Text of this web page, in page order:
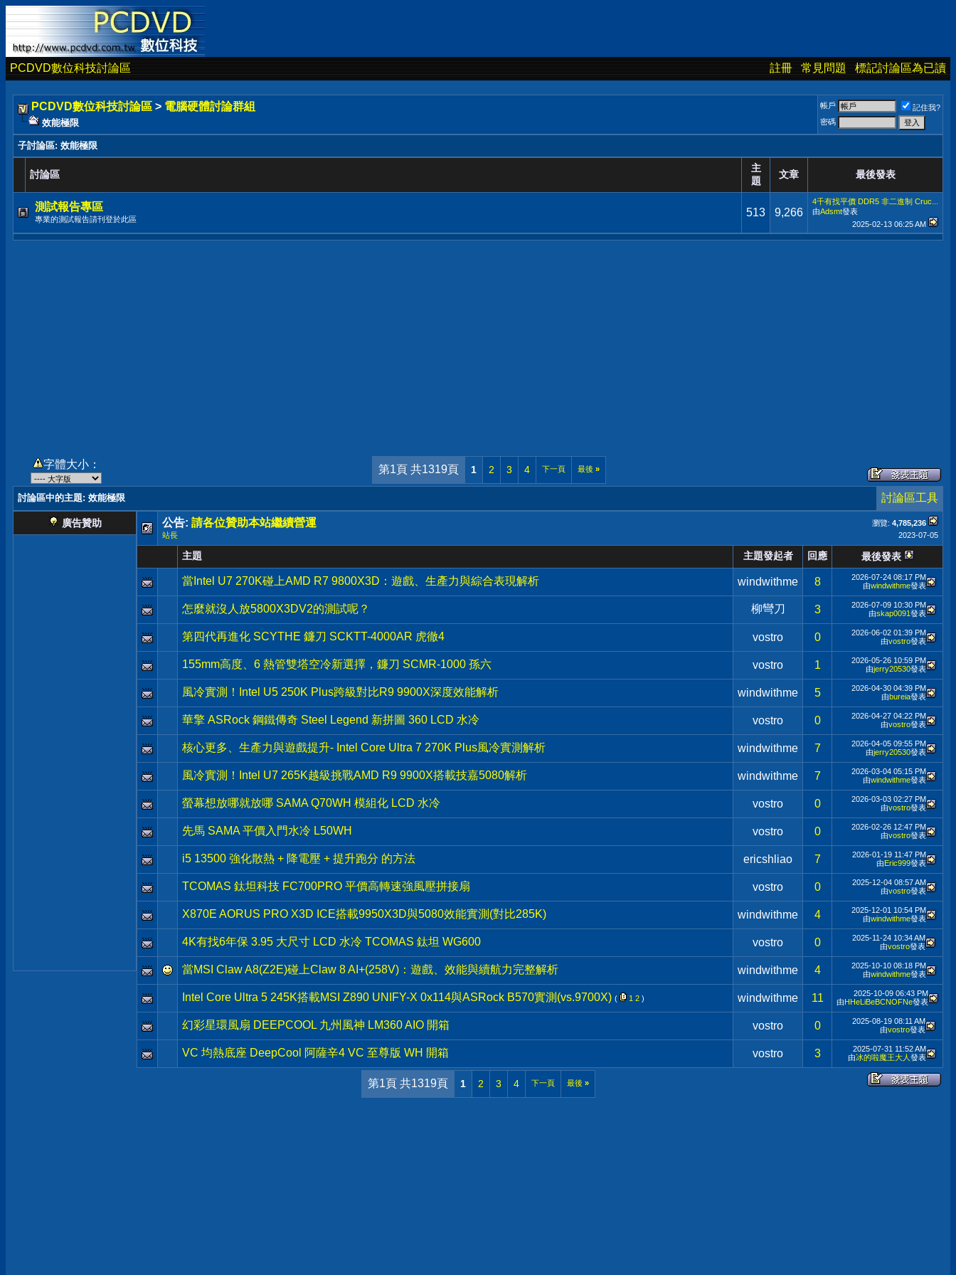
PCDVD數位科技討論區 註冊 常見問題 標記討論區為已讀
PCDVD數位科技討論區 > 電腦硬體討論群組
效能極限
帳戶
記住我?
密碼
子討論區: 效能極限
討論區
主
題
文章 最後發表
測試報告專區
專業的測試報告請刊登於此區
513 9,266
4千有找平價 DDR5 非二進制 Cruc...
由Adsmt發表
2025-02-13 06:25 AM
字體大小： 第1頁 共1319頁 1 2 3 4 下一頁 最後 »
討論區中的主題: 效能極限 討論區工具
廣告贊助 瀏覽: 4,785,236
公告: 請各位贊助本站繼續營運
2023-07-05
站長
主題 主題發起者 回應 最後發表
當Intel U7 270K碰上AMD R7 9800X3D：遊戲、生產力與綜合表現解析 windwithme 8 2026-07-24 08:17 PM
由windwithme發表
怎麼就沒人放5800X3DV2的測試呢？ 柳彎刀 3 2026-07-09 10:30 PM
由skap0091發表
第四代再進化 SCYTHE 鐮刀 SCKTT-4000AR 虎徹4 vostro 0 2026-06-02 01:39 PM
由vostro發表
155mm高度、6 熱管雙塔空冷新選擇，鐮刀 SCMR-1000 孫六 vostro 1 2026-05-26 10:59 PM
由jerry20530發表
風冷實測！Intel U5 250K Plus跨級對比R9 9900X深度效能解析 windwithme 5 2026-04-30 04:39 PM
由bureia發表
華擎 ASRock 鋼鐵傳奇 Steel Legend 新拼圖 360 LCD 水冷 vostro 0 2026-04-27 04:22 PM
由vostro發表
核心更多、生產力與遊戲提升- Intel Core Ultra 7 270K Plus風冷實測解析 windwithme 7 2026-04-05 09:55 PM
由jerry20530發表
風冷實測！Intel U7 265K越級挑戰AMD R9 9900X搭載技嘉5080解析 windwithme 7 2026-03-04 05:15 PM
由windwithme發表
螢幕想放哪就放哪 SAMA Q70WH 模組化 LCD 水冷 vostro 0 2026-03-03 02:27 PM
由vostro發表
先馬 SAMA 平價入門水冷 L50WH vostro 0 2026-02-26 12:47 PM
由vostro發表
i5 13500 強化散熱 + 降電壓 + 提升跑分 的方法 ericshliao 7 2026-01-19 11:47 PM
由Eric999發表
TCOMAS 鈦坦科技 FC700PRO 平價高轉速強風壓拼接扇 vostro 0 2025-12-04 08:57 AM
由vostro發表
X870E AORUS PRO X3D ICE搭載9950X3D與5080效能實測(對比285K) windwithme 4 2025-12-01 10:54 PM
由windwithme發表
4K有找6年保 3.95 大尺寸 LCD 水冷 TCOMAS 鈦坦 WG600 vostro 0 2025-11-24 10:34 AM
由vostro發表
當MSI Claw A8(Z2E)碰上Claw 8 AI+(258V)：遊戲、效能與續航力完整解析 windwithme 4 2025-10-10 08:18 PM
由windwithme發表
Intel Core Ultra 5 245K搭載MSI Z890 UNIFY-X 0x114與ASRock B570實測(vs.9700X) ( 1 2 ) windwithme 11 2025-10-09 06:43 PM
由HHeLiBeBCNOFNe發表
幻彩星環風扇 DEEPCOOL 九州風神 LM360 AIO 開箱 vostro 0 2025-08-19 08:11 AM
由vostro發表
VC 均熱底座 DeepCool 阿薩辛4 VC 至尊版 WH 開箱 vostro 3 2025-07-31 11:52 AM
由冰的啦魔王大人 發表
第1頁 共1319頁 1 2 3 4 下一頁 最後 »